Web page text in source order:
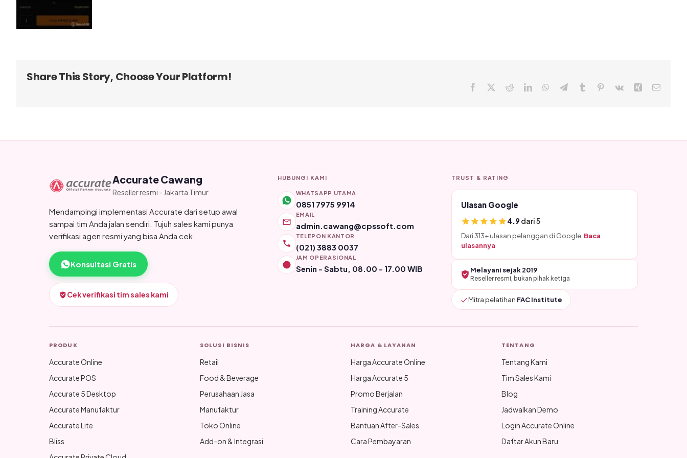
Share This Story, Choose Your Platform!
Facebook RedditLinkedInWhatsApp
TelegramTumblr Pinterest
Vk Xing Email
Accurate Cawang
Reseller resmi - Jakarta Timur
Mendampingi implementasi Accurate dari setup awal
sampai tim Anda jalan sendiri. Tujuh sales kami punya
verifikasi agen resmi yang bisa Anda cek.
Konsultasi Gratis
Cek verifikasi tim sales kami
HUBUNGI KAMI
WHATSAPP UTAMA
0851 7975 9914
EMAIL
admin.cawang@cpssoft.com
TELEPON KANTOR
(021) 3883 0037
JAM OPERASIONAL
Senin - Sabtu, 08.00 - 17.00 WIB
TRUST & RATING
Ulasan Google
4.9dari 5
Dari 313+ ulasan pelanggan di Google. Baca
ulasannya
Melayani sejak 2019
Reseller resmi, bukan pihak ketiga
Mitra pelatihan FAC Institute
PRODUK
Accurate Online
Accurate POS
Accurate 5 Desktop
Accurate Manufaktur
Accurate Lite
Bliss
SOLUSI BISNIS
Retail
Food & Beverage
Perusahaan Jasa
Manufaktur
Toko Online
Add-on & Integrasi
HARGA & LAYANAN
Harga Accurate Online
Harga Accurate 5
Promo Berjalan
Training Accurate
Bantuan After-Sales
Cara Pembayaran
TENTANG
Tentang Kami
Tim Sales Kami
Blog
Jadwalkan Demo
Login Accurate Online
Daftar Akun Baru